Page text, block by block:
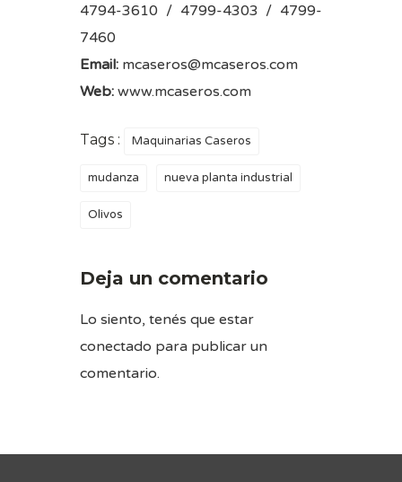
4794-3610 / 4799-4303 / 4799-
7460
Email: mcaseros@mcaseros.com
Web: www.mcaseros.com
Tags : Maquinarias Caseros
mudanza nueva planta industrial
Olivos
Deja un comentario
Lo siento, tenés que estar
conectado para publicar un
comentario.